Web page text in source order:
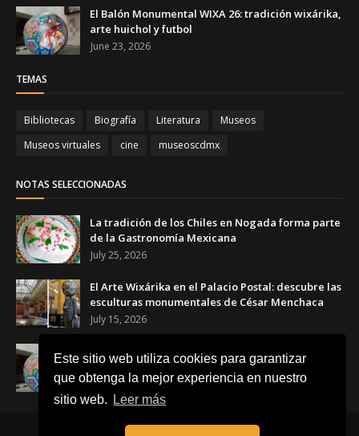
Este sitio web utiliza cookies para garantizar
que obtenga la mejor experiencia en nuestro
sitio web.
Leer más
El Balón Monumental WIXA 26: tradición wixárika,
arte huichol y futbol
June 23, 2026
TEMAS
Bibliotecas Biografía Literatura
Museos
Museos virtuales
cine museoscdmx
NOTAS SELECCIONADAS
La tradición de los Chiles en Nogada forma parte
de la Gastronomía Mexicana
July 25, 2026
El Arte Wixárika en el Palacio Postal: descubre las
esculturas monumentales de César Menchaca
July 15, 2026
El Balón Monumental WIXA 26: tradición wixárika,
arte huichol y futbol
June 23, 2026